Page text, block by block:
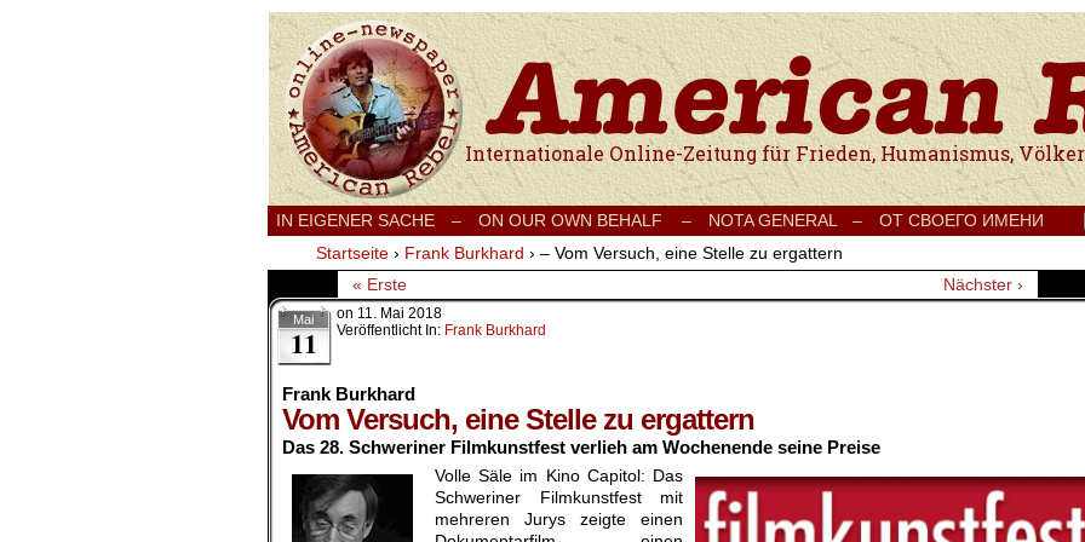
Internationale Onlinezeitung für Frieden, Humanismus, Völkerverständigung und
IN EIGENER SACHE – ON OUR OWN BEHALF – NOTA GENERAL – ОТ СВОЕГО ИМЕНИ
Startseite › Frank Burkhard › – Vom Versuch, eine Stelle zu ergattern
« Erste
Nächster ›
Mai
11
on 11. Mai 2018
Veröffentlicht In: Frank Burkhard
Frank Burkhard
Vom Versuch, eine Stelle zu ergattern
Das 28. Schweriner Filmkunstfest verlieh am Wochenende seine Preise
Volle Säle im Kino Capitol: Das
Schweriner Filmkunstfest mit
mehreren Jurys zeigte einen